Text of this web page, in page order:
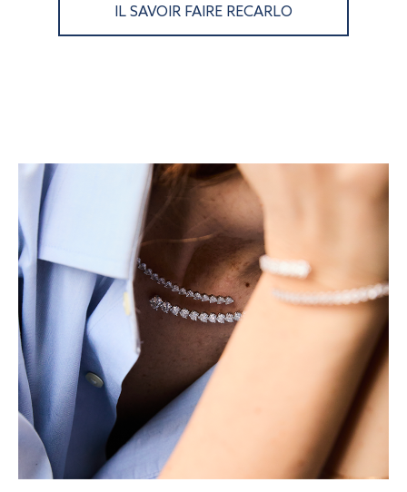
IL SAVOIR FAIRE RECARLO